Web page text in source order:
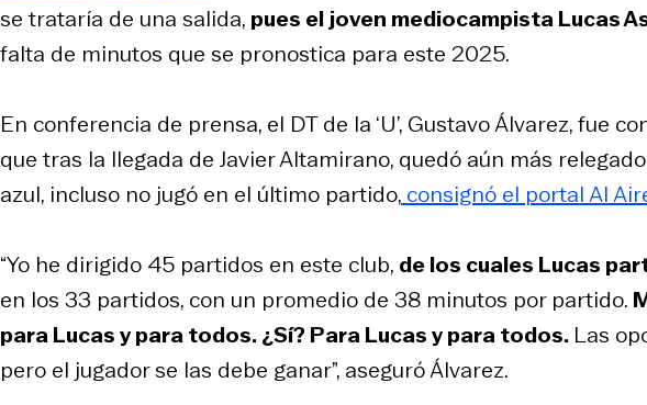
se trataría de una salida, pues el joven mediocampista Lucas
falta de minutos que se pronostica para este 2025.
En conferencia de prensa, el DT de la ‘U’, Gustavo Álvarez, fue
que tras la llegada de Javier Altamirano, quedó aún más
azul, incluso no jugó en el último partido, consignó el portal Al
“Yo he dirigido 45 partidos en este club, de los cuales Lucas
en los 33 partidos, con un promedio de 38 minutos por partido.
para Lucas y para todos. ¿Sí? Para Lucas y para todos. Las
pero el jugador se las debe ganar”, aseguró Álvarez.